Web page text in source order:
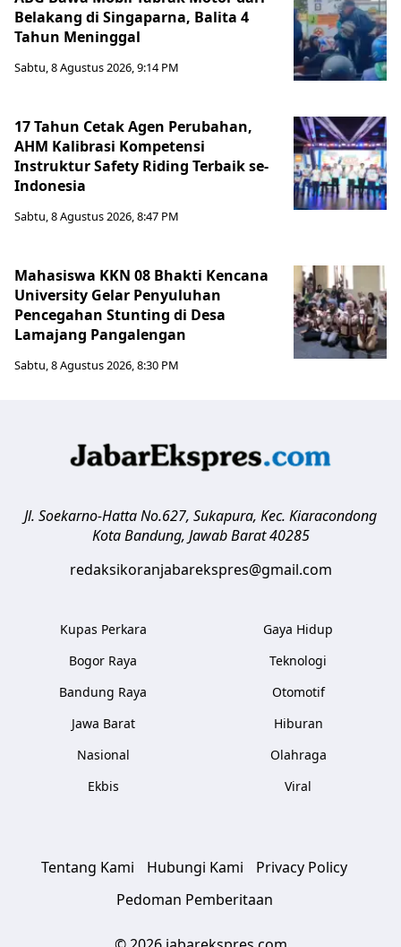
Belakang di Singaparna, Balita 4
Tahun Meninggal
Sabtu, 8 Agustus 2026, 9:14 PM
17 Tahun Cetak Agen Perubahan,
AHM Kalibrasi Kompetensi
Instruktur Safety Riding Terbaik se-
Indonesia
Sabtu, 8 Agustus 2026, 8:47 PM
Mahasiswa KKN 08 Bhakti Kencana
University Gelar Penyuluhan
Pencegahan Stunting di Desa
Lamajang Pangalengan
Sabtu, 8 Agustus 2026, 8:30 PM
Jl. Soekarno-Hatta No.627, Sukapura, Kec. Kiaracondong
Kota Bandung, Jawab Barat 40285
redaksikoranjabarekspres@gmail.com
Kupas Perkara
Bogor Raya
Bandung Raya
Jawa Barat
Nasional
Ekbis
Gaya Hidup
Teknologi
Otomotif
Hiburan
Olahraga
Viral
Tentang Kami Hubungi Kami
Privacy Policy
Pedoman Pemberitaan